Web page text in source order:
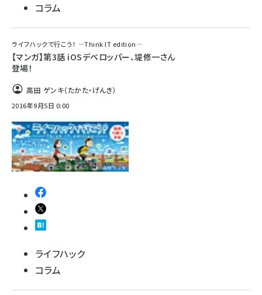
コラム
ライフハックで行こう！ ―Think IT edition―
【マンガ】第3話 iOSデベロッパー、堤修一さん
登場！
高田 ゲンキ（たかた・げんき）
2016年9月5日 0:00
ライフハック
コラム